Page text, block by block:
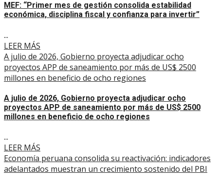
MEF: “Primer mes de gestión consolida estabilidad
económica, disciplina fiscal y confianza para invertir”
...
LEER MÁS
A julio de 2026, Gobierno proyecta adjudicar ocho
proyectos APP de saneamiento por más de US$ 2500
millones en beneficio de ocho regiones
A julio de 2026, Gobierno proyecta adjudicar ocho
proyectos APP de saneamiento por más de US$ 2500
millones en beneficio de ocho regiones
...
LEER MÁS
Economía peruana consolida su reactivación: indicadores
adelantados muestran un crecimiento sostenido del PBI